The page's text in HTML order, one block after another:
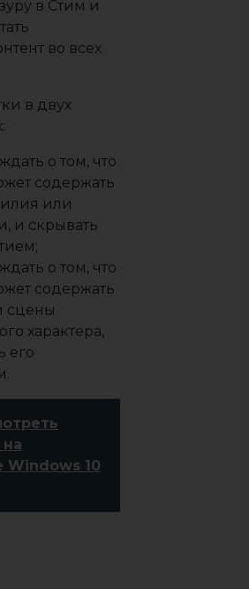
в Стим и
во всех
в двух
о том, что
содержать
или
и скрывать
о том, что
содержать
сцены
характера,
его
Windows 10